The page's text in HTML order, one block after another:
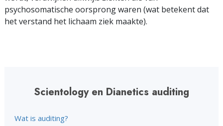
psychosomatische oorsprong waren (wat betekent dat
het verstand het lichaam ziek maakte).
Scientology en Dianetics auditing
Wat is auditing?